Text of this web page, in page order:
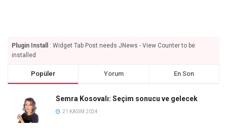
Plugin Install
: Widget Tab Post needs JNews - View Counter to be
installed
Popüler Yorum En Son
Semra Kosovalı: Seçim sonucu ve gelecek
21 KASIM 2024